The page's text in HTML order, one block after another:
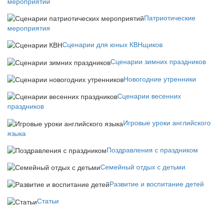
Патриотические
мероприятия
Сценарии для юных КВНщиков
Сценарии зимних праздников
Новогодние утренники
Сценарии весенних
праздников
Игровые уроки английского
языка
Поздравления с праздником
Семейный отдых с детьми
Развитие и воспитание детей
Статьи